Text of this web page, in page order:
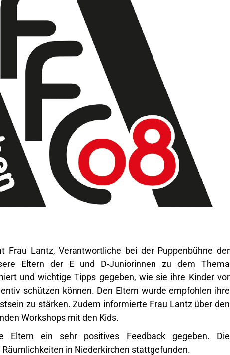
Frau Lantz, Verantwortliche bei der Puppenbühne der
Eltern der E und D-Juniorinnen zu dem Thema
und wichtige Tipps gegeben, wie sie ihre Kinder vor
schützen können. Den Eltern wurde empfohlen ihre
zu stärken. Zudem informierte Frau Lantz über den
Workshops mit den Kids.
ein sehr positives Feedback gegeben. Die
in Niederkirchen stattgefunden.